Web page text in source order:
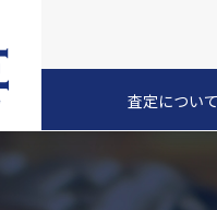
査定について